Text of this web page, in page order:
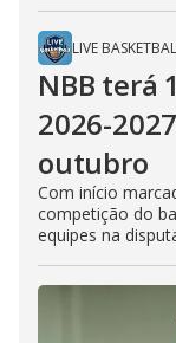
LIVE
NBB terá
2026-
outubro
Com início
competição do
equipes na